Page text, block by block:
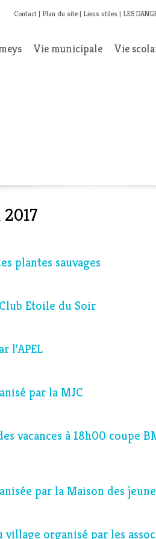
Contact Plan du site Liens utiles LES
Vie municipale Vie
plantes sauvages
Etoile du Soir
l’APEL
par la MJC
vacances à 18h00 coupe
par la Maison des
village organisé par les